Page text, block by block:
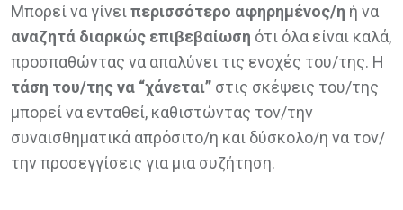
Μπορεί να γίνειπερισσότερο αφηρημένος/η ή να
αναζητά διαρκώς επιβεβαίωση ότι όλα είναι καλά,
προσπαθώντας να απαλύνει τις ενοχές του/της. Η
τάση του/της να “χάνεται” στις σκέψεις του/της
μπορεί να ενταθεί, καθιστώντας τον/την
συναισθηματικά απρόσιτο/η και δύσκολο/η να τον/
την προσεγγίσεις για μια συζήτηση.